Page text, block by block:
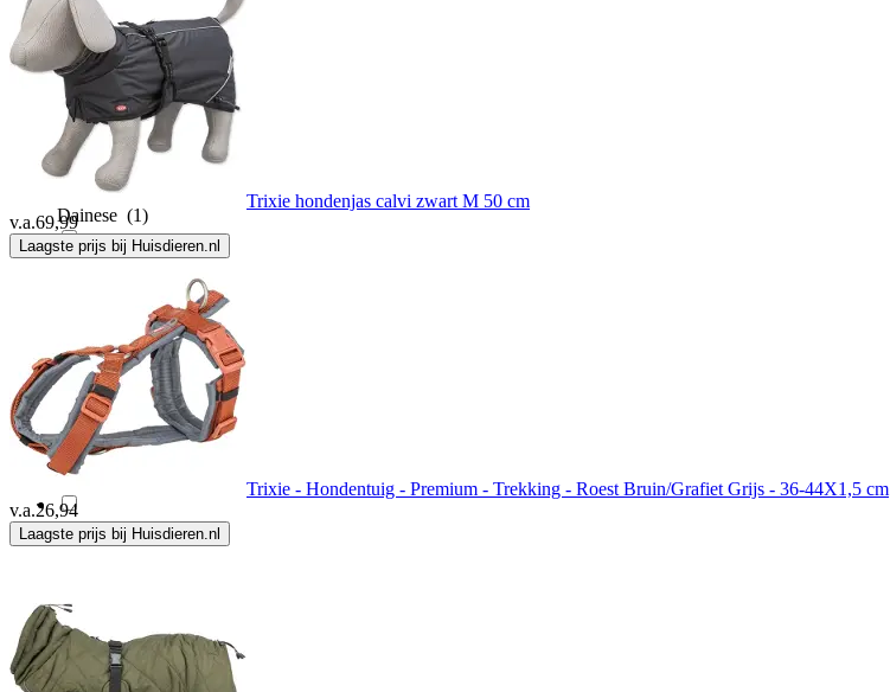
Cerda Group(12)
Chris Christensen(1)
Collar Pet (30)
Dainese (1)
De Huisdiersuper(1)
Designed By Lotte(35)
Diego & Louna
Disney(3)
Dog Armor
Dog Gone Smart (22)
Trixie hondenjas calvi zwart M 50 cm
v.a.69,99
Laagste prijs bij Huisdieren.nl
Trixie - Hondentuig - Premium - Trekking - Roest Bruin/Grafiet Grijs - 36-44X1,5 cm
v.a.26,94
Laagste prijs bij Huisdieren.nl